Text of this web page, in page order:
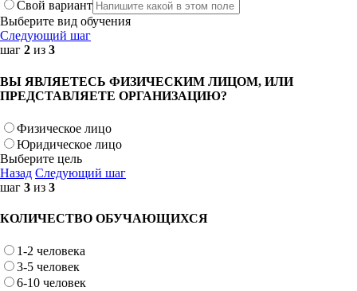
Свой вариант
Выберите вид обучения
Следующий шаг
шаг 2 из 3
ВЫ ЯВЛЯЕТЕСЬ ФИЗИЧЕСКИМ ЛИЦОМ, ИЛИ
ПРЕДСТАВЛЯЕТЕ ОРГАНИЗАЦИЮ?
Физическое лицо
Юридическое лицо
Выберите цель
Назад Следующий шаг
шаг 3 из 3
КОЛИЧЕСТВО ОБУЧАЮЩИХСЯ
1-2 человека
3-5 человек
6-10 человек